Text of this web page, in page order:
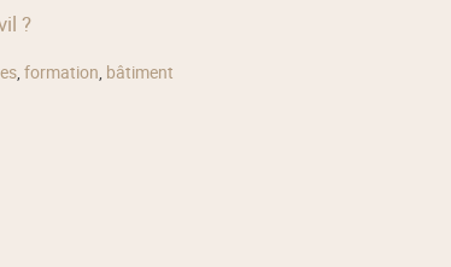
?
, formation, bâtiment